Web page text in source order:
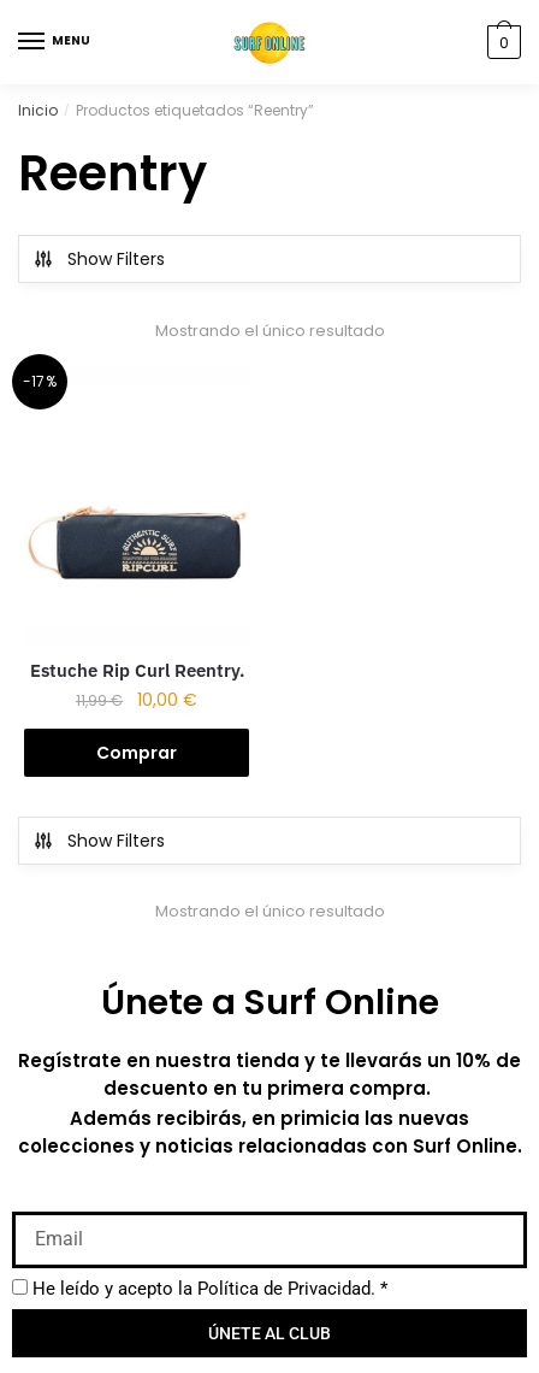
MENU 0
Inicio / Productos etiquetados “Reentry”
Reentry
Show Filters
Mostrando el único resultado
-17%
Estuche Rip Curl Reentry.
11,99€ 10,00€
Comprar
Show Filters
Mostrando el único resultado
Únete a Surf Online
Regístrate en nuestra tienda y te llevarás un 10% de
descuento en tu primera compra.
Además recibirás, en primicia las nuevas
colecciones y noticias relacionadas con Surf Online.
He leído y acepto la Política de Privacidad. *
ÚNETE AL CLUB